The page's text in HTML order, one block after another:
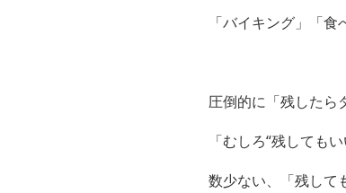
「バイキング」「
圧倒的に「残したら
「むしろ“残しても
数少ない、「残して